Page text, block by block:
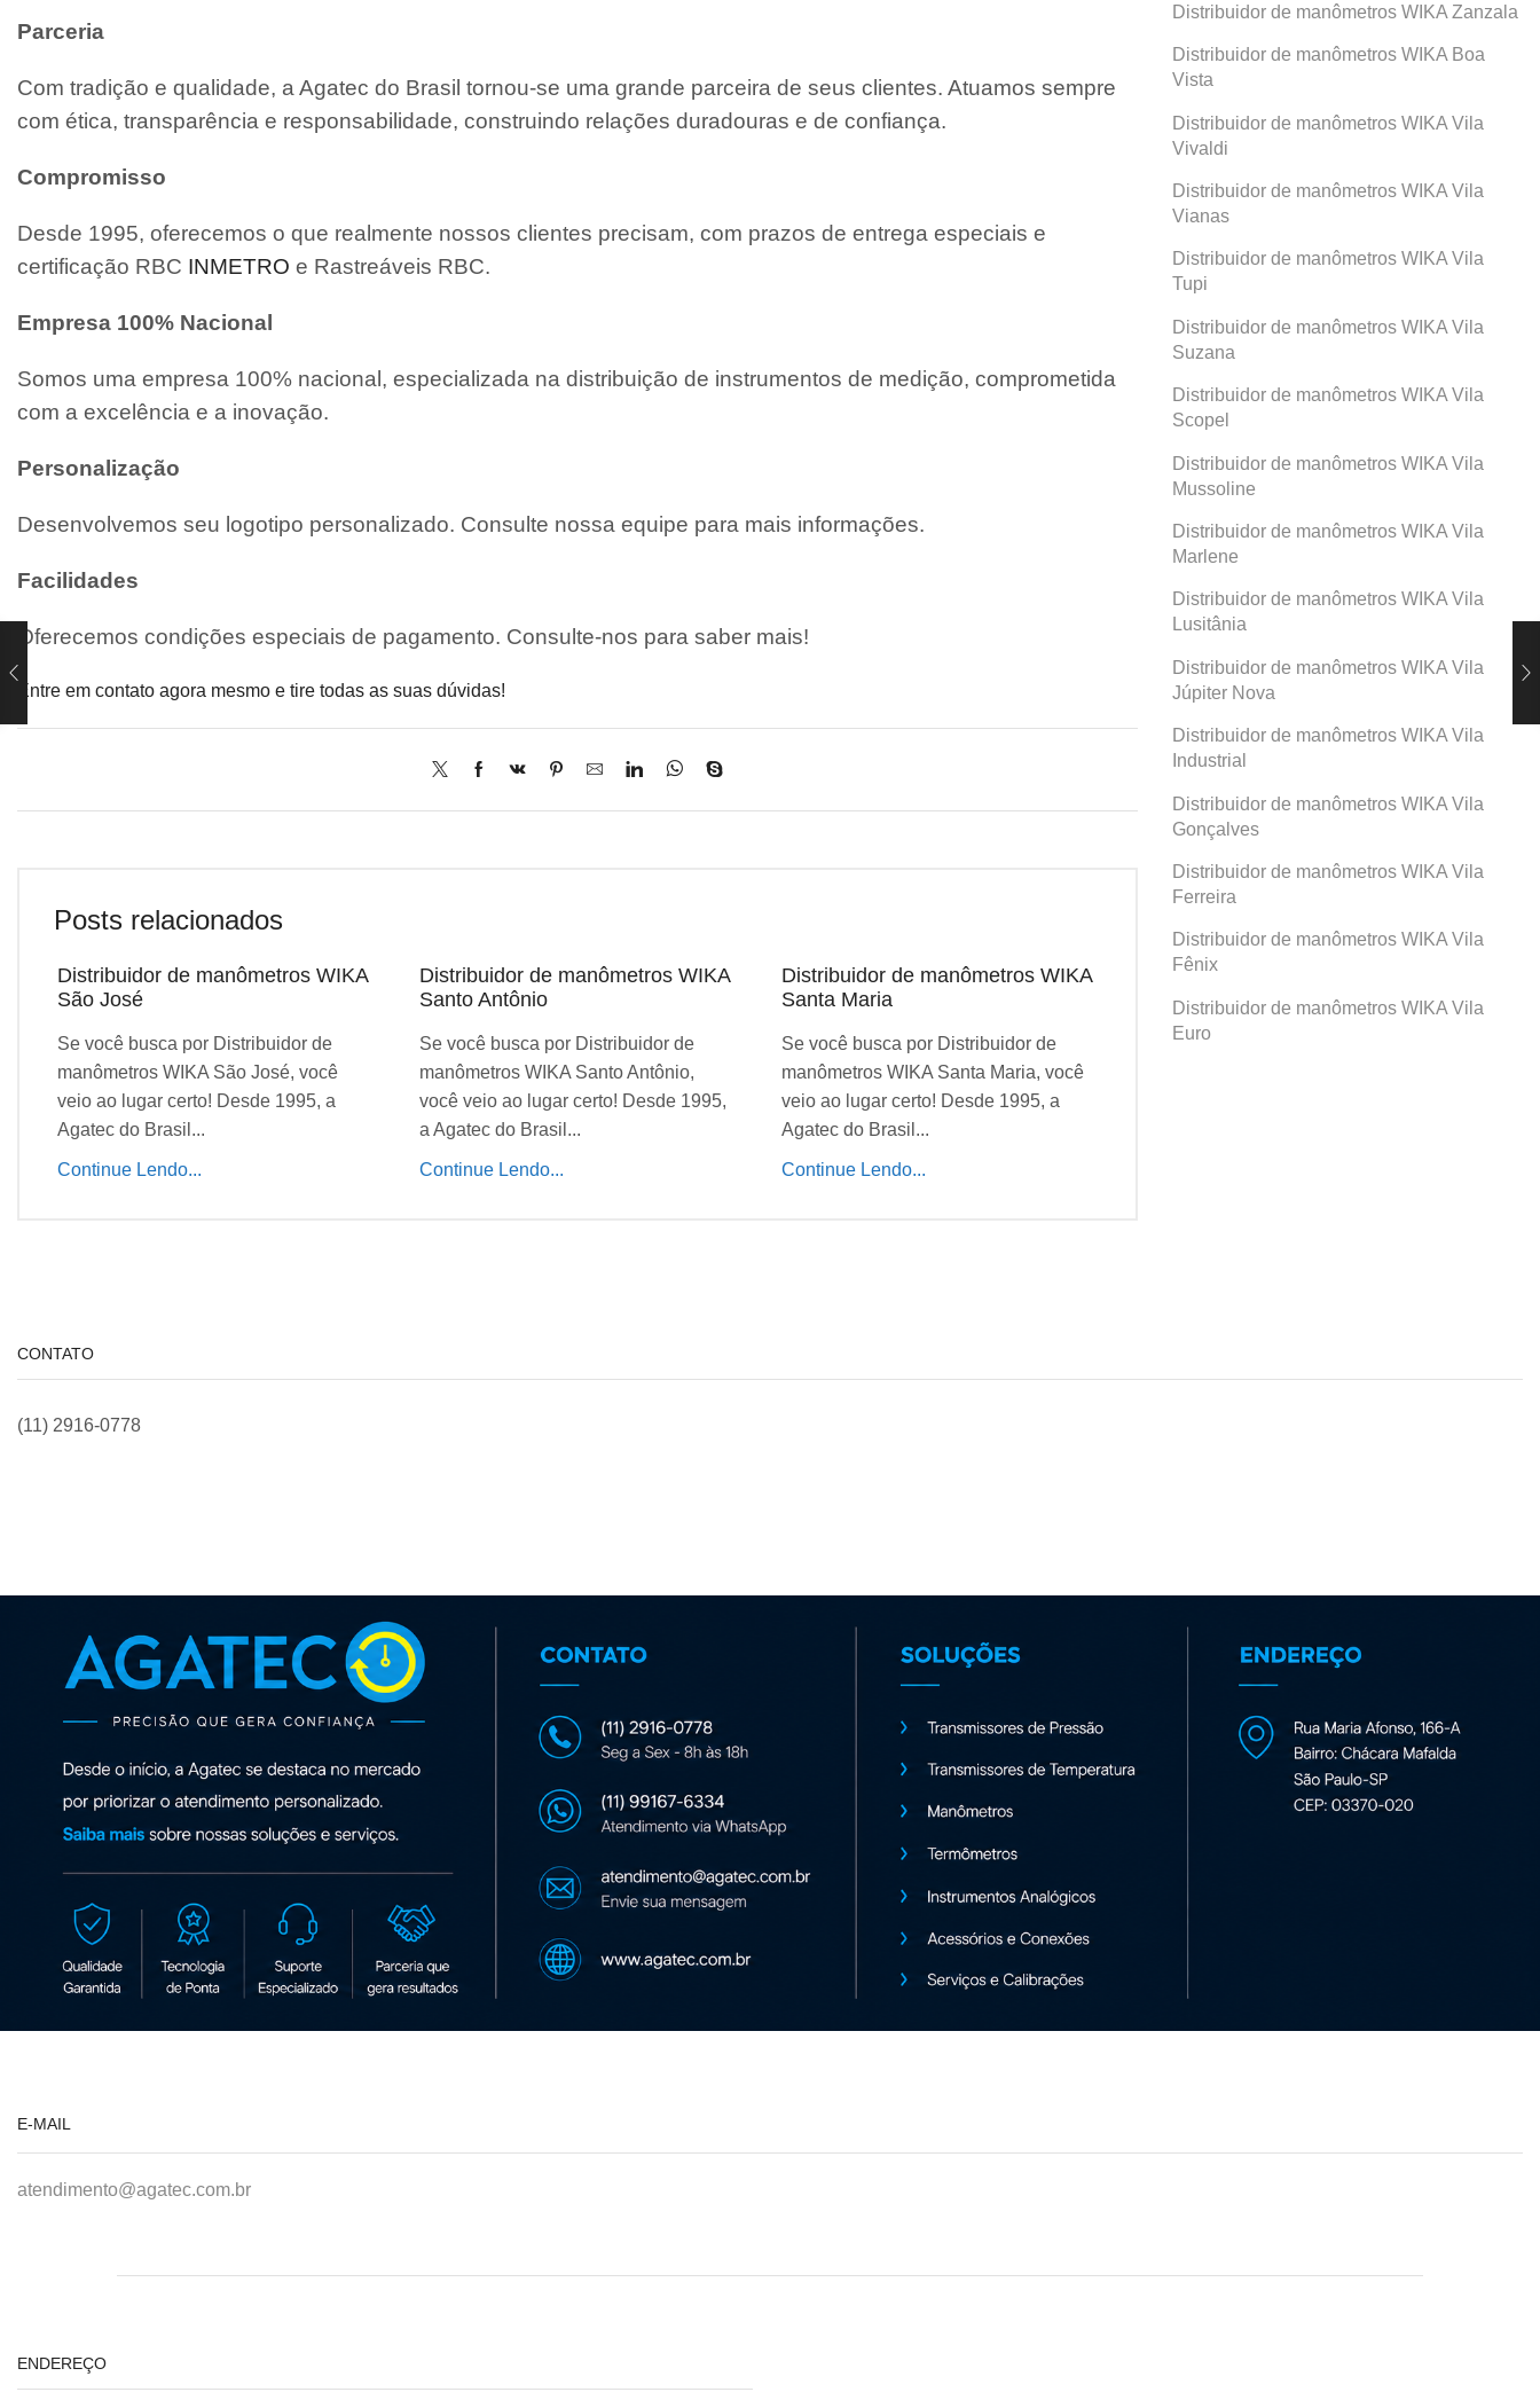
Parceria
Com tradição e qualidade, a Agatec do Brasil tornou-se uma grande parceira de seus clientes. Atuamos sempre
com ética, transparência e responsabilidade, construindo relações duradouras e de confiança.
Compromisso
Desde 1995, oferecemos o que realmente nossos clientes precisam, com prazos de entrega especiais e
certificação RBC INMETRO e Rastreáveis RBC.
Empresa 100% Nacional
Somos uma empresa 100% nacional, especializada na distribuição de instrumentos de medição, comprometida
com a excelência e a inovação.
Personalização
Desenvolvemos seu logotipo personalizado. Consulte nossa equipe para mais informações.
Facilidades
Oferecemos condições especiais de pagamento. Consulte-nos para saber mais!
Entre em contato agora mesmo e tire todas as suas dúvidas!
Posts relacionados
Distribuidor de manômetros WIKA
São José
Se você busca por Distribuidor de
manômetros WIKA São José, você
veio ao lugar certo! Desde 1995, a
Agatec do Brasil...
Continue Lendo...
Distribuidor de manômetros WIKA
Santo Antônio
Se você busca por Distribuidor de
manômetros WIKA Santo Antônio,
você veio ao lugar certo! Desde 1995,
a Agatec do Brasil...
Continue Lendo...
Distribuidor de manômetros WIKA
Santa Maria
Se você busca por Distribuidor de
manômetros WIKA Santa Maria, você
veio ao lugar certo! Desde 1995, a
Agatec do Brasil...
Continue Lendo...
Distribuidor de manômetros WIKA
Prosperidade
Se você busca por Distribuidor de
Distribuidor de manômetros WIKA Zanzala
Distribuidor de manômetros WIKA Boa
Vista
Distribuidor de manômetros WIKA Vila
Vivaldi
Distribuidor de manômetros WIKA Vila
Vianas
Distribuidor de manômetros WIKA Vila
Tupi
Distribuidor de manômetros WIKA Vila
Suzana
Distribuidor de manômetros WIKA Vila
Scopel
Distribuidor de manômetros WIKA Vila
Mussoline
Distribuidor de manômetros WIKA Vila
Marlene
Distribuidor de manômetros WIKA Vila
Lusitânia
Distribuidor de manômetros WIKA Vila
Júpiter Nova
Distribuidor de manômetros WIKA Vila
Industrial
Distribuidor de manômetros WIKA Vila
Gonçalves
Distribuidor de manômetros WIKA Vila
Ferreira
Distribuidor de manômetros WIKA Vila
Fênix
Distribuidor de manômetros WIKA Vila
Euro
CONTATO
(11) 2916-0778
E-MAIL
atendimento@agatec.com.br
ENDEREÇO